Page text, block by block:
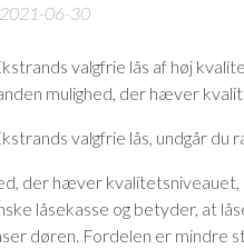
2021-06-30
valgfrie lås af høj
mulighed, der hæver
valgfrie lås, undgår du
der hæver
låsekasse og betyder, at
døren. Fordelen er mindre